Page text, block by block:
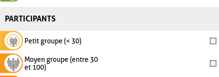
PARTICIPANTS
Petit groupe (< 30)
Moyen groupe (entre 30
et 100)